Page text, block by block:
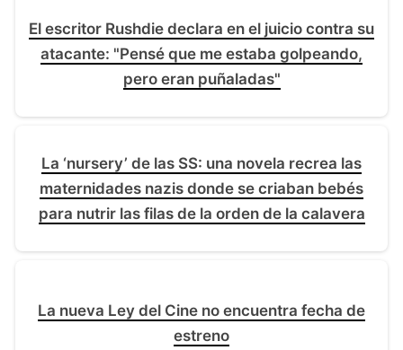
El escritor Rushdie declara en el juicio contra su
atacante: "Pensé que me estaba golpeando,
pero eran puñaladas"
La ‘nursery’ de las SS: una novela recrea las
maternidades nazis donde se criaban bebés
para nutrir las filas de la orden de la calavera
La nueva Ley del Cine no encuentra fecha de
estreno